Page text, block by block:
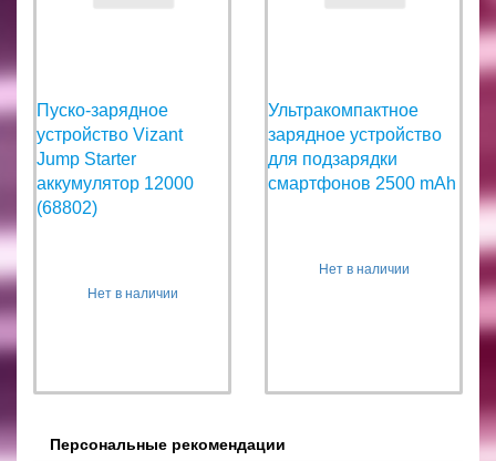
Пуско-зарядное
устройство Vizant
Jump Starter
аккумулятор 12000
(68802)
Нет в наличии
Ультракомпактное
зарядное устройство
для подзарядки
смартфонов 2500 mAh
Нет в наличии
Персональные рекомендации